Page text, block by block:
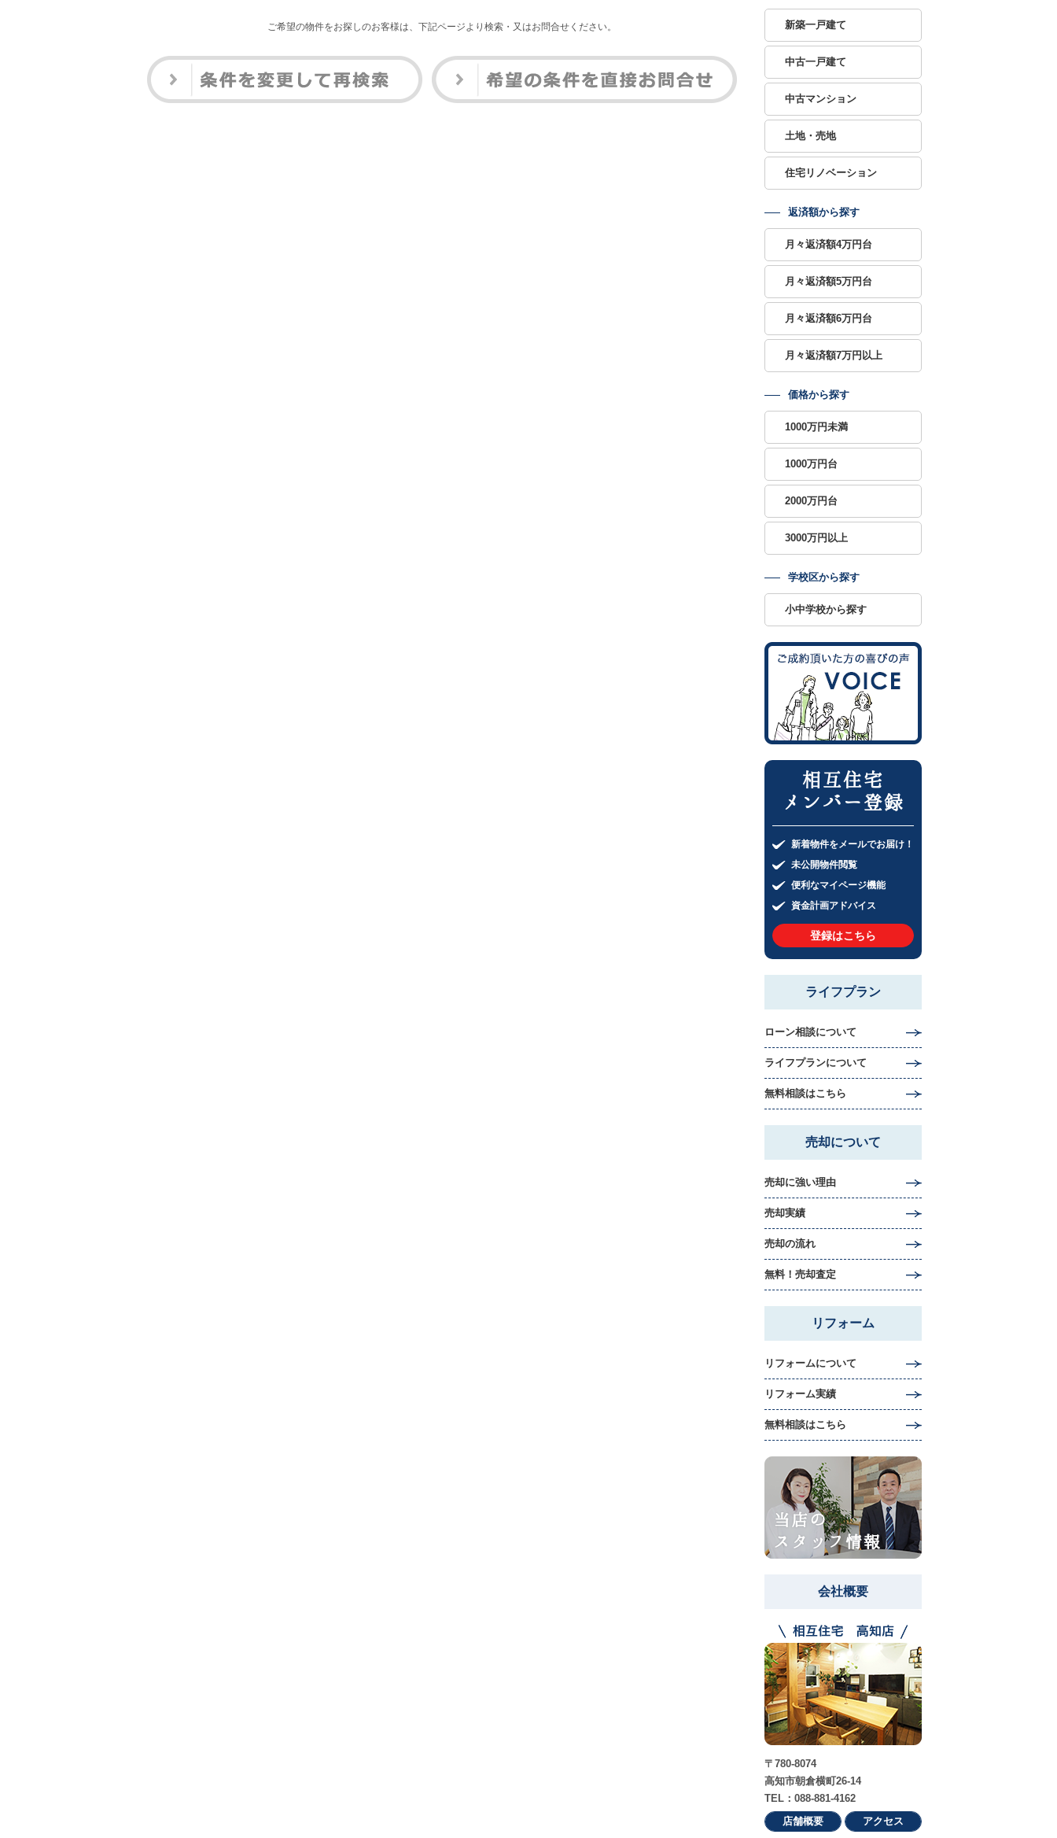
ご希望の物件をお探しのお客様は、下記ページより検索・又はお問合せください。 新築一戸建て
中古一戸建て
中古マンション
土地・売地
住宅リノベーション
返済額から探す
月々返済額4万円台
月々返済額5万円台
月々返済額6万円台
月々返済額7万円以上
価格から探す
1000万円未満
1000万円台
2000万円台
3000万円以上
学校区から探す
小中学校から探す
相互住宅
メンバー登録
新着物件をメールでお届け！
未公開物件閲覧
便利なマイページ機能
資金計画アドバイス
登録はこちら
ライフプラン
ローン相談について
ライフプランについて
無料相談はこちら
売却について
売却に強い理由
売却実績
売却の流れ
無料！売却査定
リフォーム
リフォームについて
リフォーム実績
無料相談はこちら
会社概要
〒780-8074
高知市朝倉横町26-14
TEL：088-881-4162
店舗概要
アクセス